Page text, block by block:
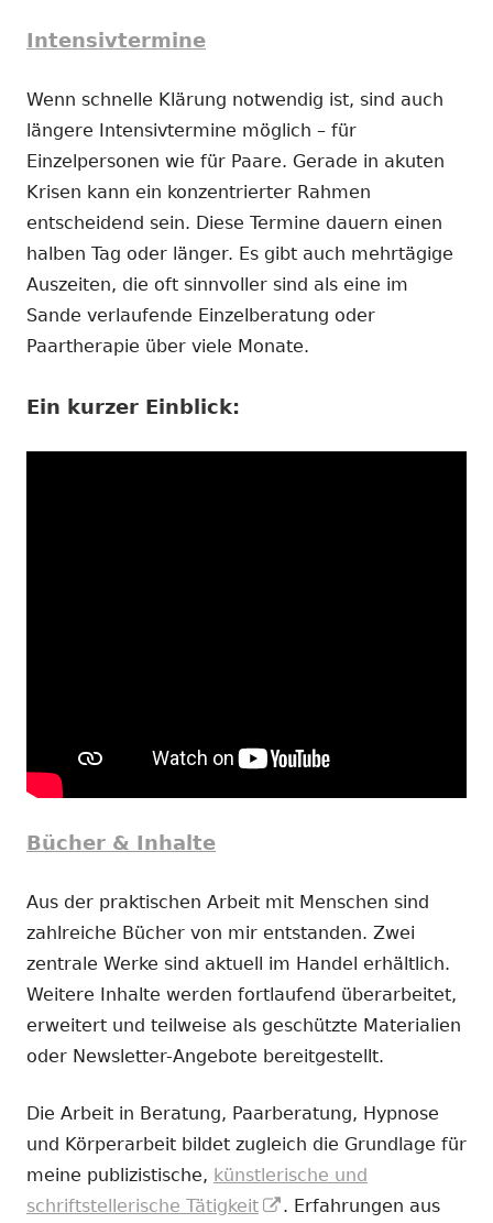
Intensivtermine
Wenn schnelle Klärung notwendig ist, sind auch
längere Intensivtermine möglich – für
Einzelpersonen wie für Paare. Gerade in akuten
Krisen kann ein konzentrierter Rahmen
entscheidend sein. Diese Termine dauern einen
halben Tag oder länger. Es gibt auch mehrtägige
Auszeiten, die oft sinnvoller sind als eine im
Sande verlaufende Einzelberatung oder
Paartherapie über viele Monate.
Ein kurzer Einblick:
Bücher & Inhalte
Aus der praktischen Arbeit mit Menschen sind
zahlreiche Bücher von mir entstanden. Zwei
zentrale Werke sind aktuell im Handel erhältlich.
Weitere Inhalte werden fortlaufend überarbeitet,
erweitert und teilweise als geschützte Materialien
oder Newsletter-Angebote bereitgestellt.
Die Arbeit in Beratung, Paarberatung, Hypnose
und Körperarbeit bildet zugleich die Grundlage für
meine publizistische, künstlerische und
schriftstellerische Tätigkeit
In
. Erfahrungen aus